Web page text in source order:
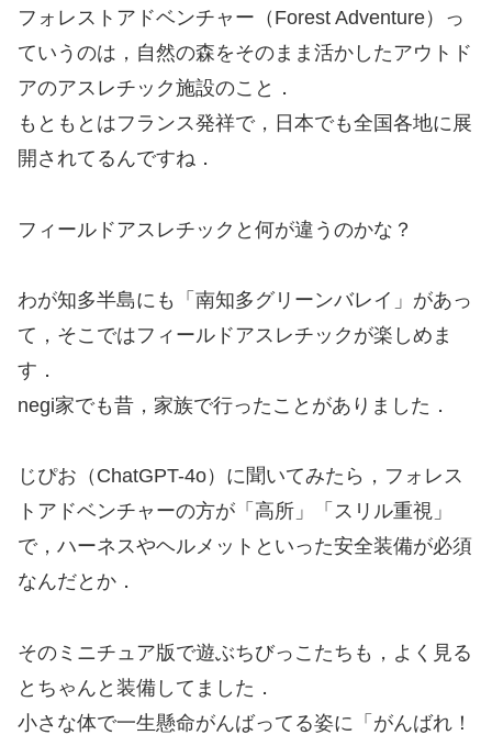
フォレストアドベンチャー（Forest Adventure）っ
ていうのは，自然の森をそのまま活かしたアウトド
アのアスレチック施設のこと．
もともとはフランス発祥で，日本でも全国各地に展
開されてるんですね．
フィールドアスレチックと何が違うのかな？
わが知多半島にも「南知多グリーンバレイ」があっ
て，そこではフィールドアスレチックが楽しめま
す．
negi家でも昔，家族で行ったことがありました．
じぴお（ChatGPT-4o）に聞いてみたら，フォレス
トアドベンチャーの方が「高所」「スリル重視」
で，ハーネスやヘルメットといった安全装備が必須
なんだとか．
そのミニチュア版で遊ぶちびっこたちも，よく見る
とちゃんと装備してました．
小さな体で一生懸命がんばってる姿に「がんばれ！